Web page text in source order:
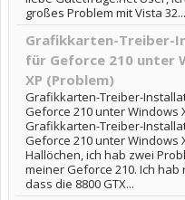
großes Problem mit Vista 32...
Grafikkarten-Treiber-
für Geforce 210 unter
XP (Problem)
Grafikkarten-Treiber-
Geforce 210 unter Windows
Grafikkarten-Treiber-
Geforce 210 unter Windows
Hallöchen, ich hab zwei
meiner Geforce 210. Ich hab
dass die 8800 GTX...